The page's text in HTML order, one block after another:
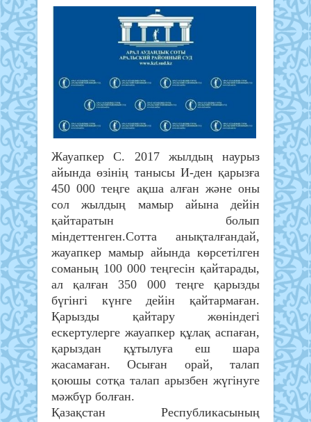
Жауапкер С. 2017 жылдың наурыз
айында өзінің танысы И-ден қарызға
450 000 теңге ақша алған және оны
сол жылдың мамыр айына дейін
қайтаратын болып
міндеттенген.Сотта анықталғандай,
жауапкер мамыр айында көрсетілген
соманың 100 000 теңгесін қайтарады,
ал қалған 350 000 теңге қарызды
бүгінгі күнге дейін қайтармаған.
Қарызды қайтару жөніндегі
ескертулерге жауапкер құлақ аспаған,
қарыздан құтылуға еш шара
жасамаған. Осыған орай, талап
қоюшы сотқа талап арызбен жүгінуге
мәжбүр болған.
Қазақстан Республикасының